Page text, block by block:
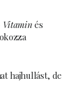
Vitamin és
hajhullást, de